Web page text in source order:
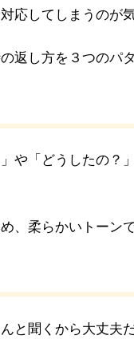
応してしまうのが
返し方を３つのパ
や「どうしたの？
、柔らかいトーン
と聞くから大丈夫